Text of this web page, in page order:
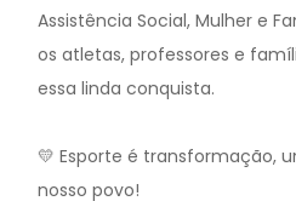
Assistência Social, Mulher e
os atletas, professores e
essa linda conquista.
💛 Esporte é transformação,
nosso povo!